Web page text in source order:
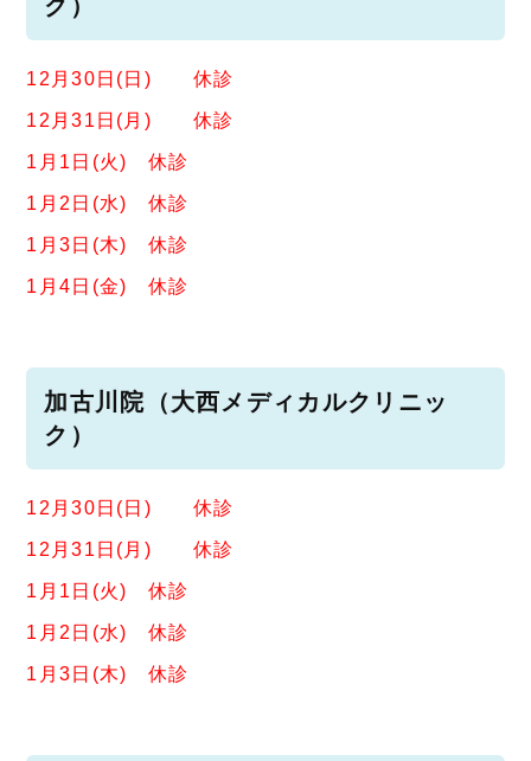
ク）
12月30日(日) 休診
12月31日(月) 休診
1月1日(火) 休診
1月2日(水) 休診
1月3日(木) 休診
1月4日(金) 休診
加古川院（大西メディカルクリニッ
ク）
12月30日(日) 休診
12月31日(月) 休診
1月1日(火) 休診
1月2日(水) 休診
1月3日(木) 休診